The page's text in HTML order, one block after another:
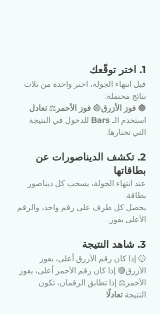
1. اختر توقّعك
قبل انتهاء الجولة، اختر واحدة من ثلاث
نتائج محتملة:
🔵 فوز الأزرق🔴 فوز الأحمر ⚖️ تعادل
استخدم الـ Bars للدخول في النتيجة
التي تختارها.
2. تكشف الديناصورات عن
بطاقاتها
عند انتهاء الجولة، يسحب كل ديناصور
بطاقة.
يحصل كل طرف على رقم واحد، والرقم
الأعلى يفوز.
3. شاهد النتيجة
🔵 إذا كان رقم الأزرق أعلى، يفوز
الأزرق🔴 إذا كان رقم الأحمر أعلى، يفوز
الأحمر⚖️ إذا تطابق الرقمان، تكون
النتيجة تعادلًا